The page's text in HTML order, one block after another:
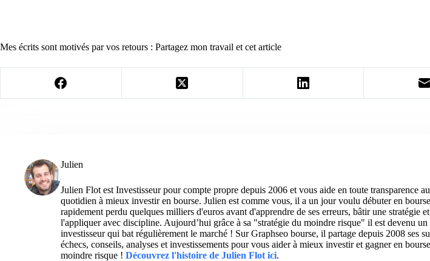
Mes écrits sont motivés par vos retours : Partagez mon travail et cet article
Julien
Julien Flot est Investisseur pour compte propre depuis 2006 et vous aide en toute transparence au
quotidien à mieux investir en bourse. Julien est comme vous, il a un jour voulu débuter en
rapidement perdu quelques milliers d'euros avant d'apprendre de ses erreurs, bâtir une stratégie et
l'appliquer avec discipline. Aujourd’hui grâce à sa "stratégie du moindre risque" il est devenu un
investisseur qui bat régulièrement le marché ! Sur Graphseo bourse, il partage depuis 2008 ses
échecs, conseils, analyses et investissements pour vous aider à mieux investir et gagner en
moindre risque ! Découvrez l'histoire de Julien Flot ici.